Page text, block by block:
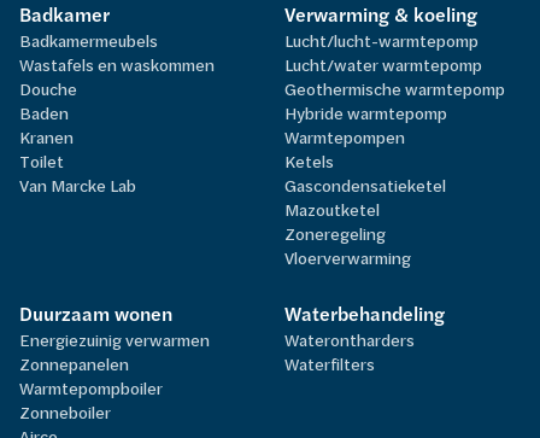
Badkamer
Badkamermeubels
Wastafels en waskommen
Douche
Baden
Kranen
Toilet
Van Marcke Lab
Verwarming & koeling
Lucht/lucht-warmtepomp
Lucht/water warmtepomp
Geothermische warmtepomp
Hybride warmtepomp
Warmtepompen
Ketels
Gascondensatieketel
Mazoutketel
Zoneregeling
Vloerverwarming
Duurzaam wonen
Energiezuinig verwarmen
Zonnepanelen
Warmtepompboiler
Zonneboiler
Waterbehandeling
Waterontharders
Waterfilters